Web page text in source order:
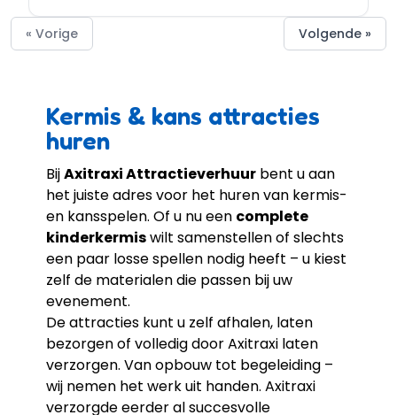
« Vorige Volgende »
Kermis & kans attracties
huren
BijAxitraxi Attractieverhuur bent u aan
het juiste adres voor het huren van kermis-
en kansspelen. Of u nu een complete
kinderkermiswilt samenstellen of slechts
een paar losse spellen nodig heeft – u kiest
zelf de materialen die passen bij uw
evenement.
De attracties kunt u zelf afhalen, laten
bezorgen of volledig door Axitraxi laten
verzorgen. Van opbouw tot begeleiding –
wij nemen het werk uit handen. Axitraxi
verzorgde eerder al succesvolle